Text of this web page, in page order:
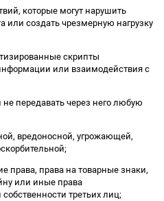
которые могут нарушить
или создать чрезмерную нагрузку
скрипты
или взаимодействия с
передавать через него любую
вредоносной, угрожающей,
права, права на товарные знаки,
или иные права
третьих лиц;